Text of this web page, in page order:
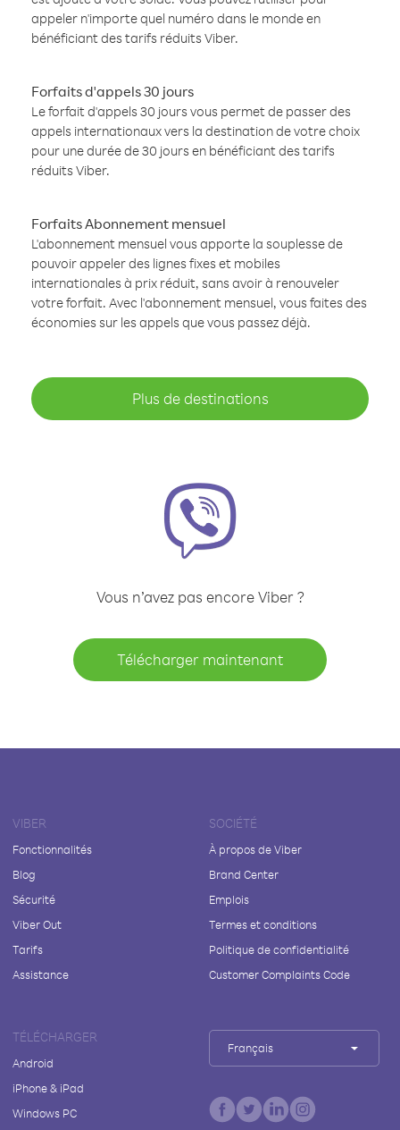
appeler n'importe quel numéro dans le monde en
bénéficiant des tarifs réduits Viber.
Forfaits d'appels 30 jours
Le forfait d'appels 30 jours vous permet de passer des
appels internationaux vers la destination de votre choix
pour une durée de 30 jours en bénéficiant des tarifs
réduits Viber.
Forfaits Abonnement mensuel
L'abonnement mensuel vous apporte la souplesse de
pouvoir appeler des lignes fixes et mobiles
internationales à prix réduit, sans avoir à renouveler
votre forfait. Avec l'abonnement mensuel, vous faites des
économies sur les appels que vous passez déjà.
Plus de destinations
Vous n’avez pas encore Viber ?
Télécharger maintenant
VIBER
Fonctionnalités
Blog
Sécurité
Viber Out
Tarifs
Assistance
SOCIÉTÉ
À propos de Viber
Brand Center
Emplois
Termes et conditions
Politique de confidentialité
Customer Complaints Code
TÉLÉCHARGER
Android
iPhone & iPad
Windows PC
Français